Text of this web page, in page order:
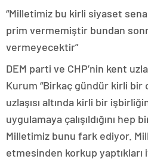
“Milletimiz bu kirli siyaset
prim vermemiştir bundan
vermeyecektir”
DEM parti ve CHP’nin kent
Kurum “Birkaç gündür kirli bir
uzlaşısı altında kirli bir
uygulamaya çalışıldığını hep
Milletimiz bunu fark ediyor.
etmesinden korkup yaptıkları